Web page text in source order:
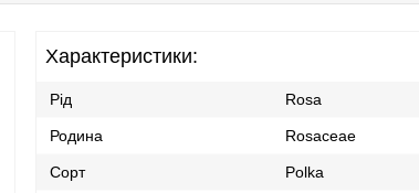
Характеристики:
Рід Rosa
Родина Rosaceae
Сорт Polka